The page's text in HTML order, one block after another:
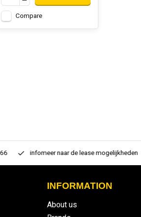
Compare
infomeer naar de lease mogelijkheden
INFORMATION
About us